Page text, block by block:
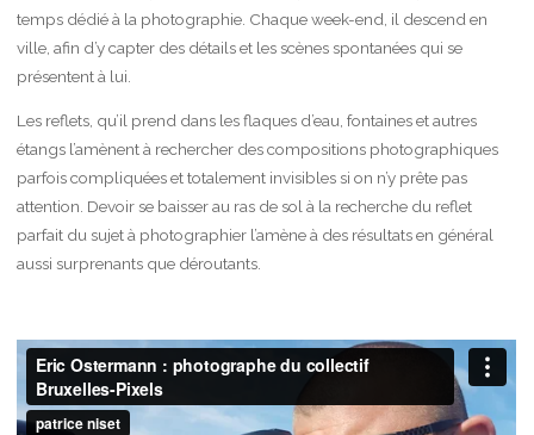
temps dédié à la photographie. Chaque week-end, il descend en
ville, afin d’y capter des détails et les scènes spontanées qui se
présentent à lui.
Les reflets, qu’il prend dans les flaques d’eau, fontaines et autres
étangs l’amènent à rechercher des compositions photographiques
parfois compliquées et totalement invisibles si on n’y prête pas
attention. Devoir se baisser au ras de sol à la recherche du reflet
parfait du sujet à photographier l’amène à des résultats en général
aussi surprenants que déroutants.